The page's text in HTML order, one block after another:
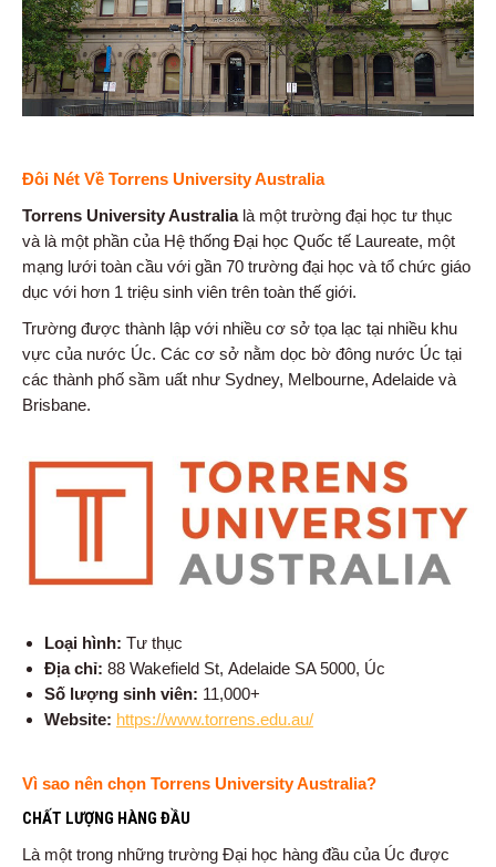
Đôi Nét Về Torrens University Australia
Torrens University Australialà một trường đại học tư thục
và là một phần của Hệ thống Đại học Quốc tế Laureate, một
mạng lưới toàn cầu với gần 70 trường đại học và tổ chức giáo
dục với hơn 1 triệu sinh viên trên toàn thế giới.
Trường được thành lập với nhiều cơ sở tọa lạc tại nhiều khu
vực của nước Úc. Các cơ sở nằm dọc bờ đông nước Úc tại
các thành phố sầm uất như Sydney, Melbourne, Adelaide và
Brisbane.
Loại hình: Tư thục
Địa chỉ: 88 Wakefield St, Adelaide SA 5000, Úc
Số lượng sinh viên: 11,000+
Website: https://www.torrens.edu.au/
Vì sao nên chọn Torrens University Australia?
CHẤT LƯỢNG HÀNG ĐẦU
Là một trong những trường Đại học hàng đầu của Úc được